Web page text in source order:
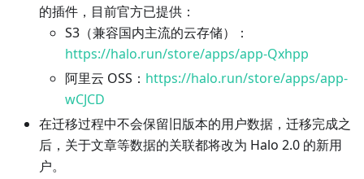
的插件，目前官方已提供：
S3（兼容国内主流的云存储）：
https://halo.run/store/apps/app-Qxhpp
阿里云 OSS： https://halo.run/store/apps/app-
wCJCD
在迁移过程中不会保留旧版本的用户数据，迁移完成之
后，关于文章等数据的关联都将改为 Halo 2.0 的新用
户。